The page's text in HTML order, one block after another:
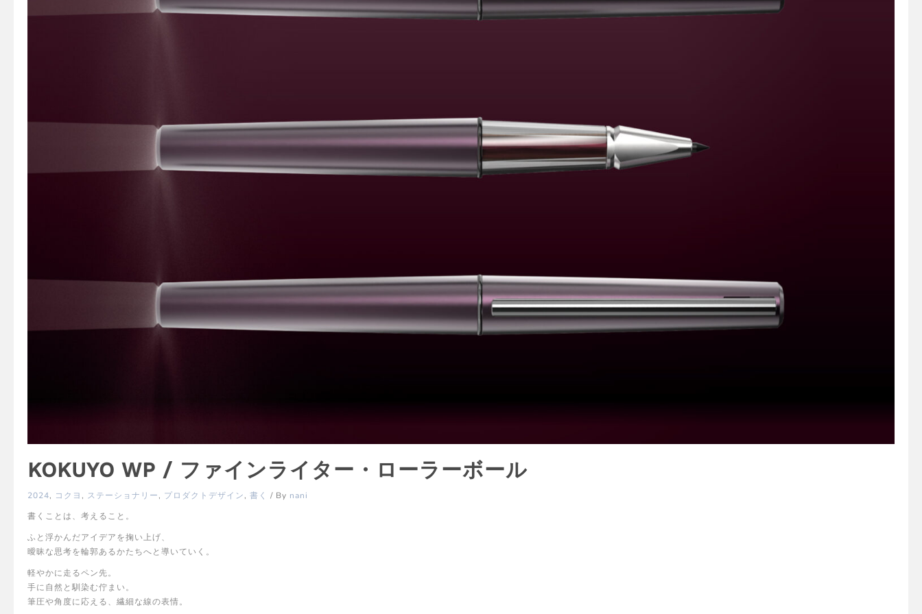
KOKUYO WP / ファインライター・ローラーボール
2024, コクヨ, ステーショナリー, プロダクトデザイン, 書く / By nani
書くことは、考えること。
ふと浮かんだアイデアを掬い上げ、
曖昧な思考を輪郭あるかたちへと導いていく。
軽やかに走るペン先。
手に自然と馴染む佇まい。
筆圧や角度に応える、繊細な線の表情。